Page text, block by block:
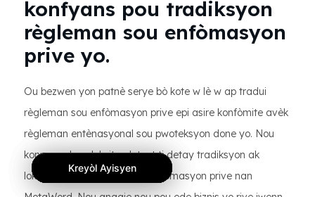
konfyans pou tradiksyon
règleman sou enfòmasyon
prive yo.
Ou bezwen yon patnè serye bò kote w lè w ap tradui
règleman sou enfòmasyon prive epi asire konfòmite avèk
règleman entènasyonal sou pwoteksyon done yo. Nou
konprann konpleksite ak tout ti detay tradiksyon ak
lokalizasyon règleman sou enfòmasyon prive nan
Kreyòl Ayisyen
Kreyòl Ayisyen
Kreyòl Ayisyen